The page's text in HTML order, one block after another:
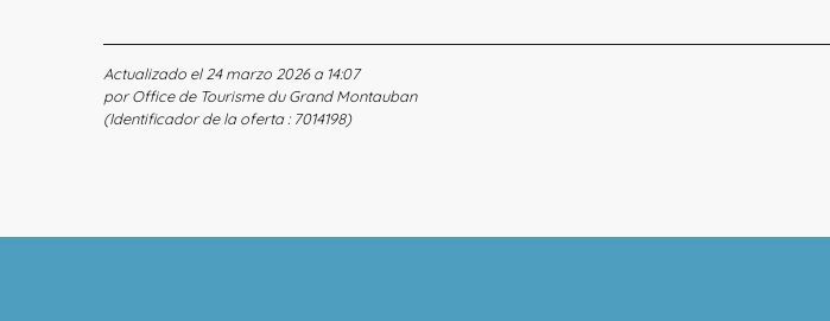
Actualizado el 24 marzo 2026 a 14:07
por Office de Tourisme du Grand Montauban
(Identificador de la oferta : 7014198)